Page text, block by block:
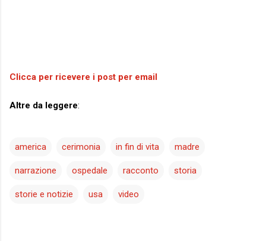
Clicca per ricevere i post per email
Altre da leggere:
america cerimonia in fin di vita madre
narrazione ospedale racconto storia
storie e notizie usa video